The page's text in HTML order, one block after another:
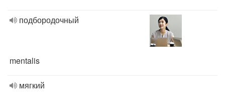
подбородочный
mentalis
мягкий